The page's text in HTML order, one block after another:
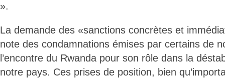
».
La demande des «sanctions concrètes et
note des condamnations émises par certains de
l’encontre du Rwanda pour son rôle dans la
notre pays. Ces prises de position, bien